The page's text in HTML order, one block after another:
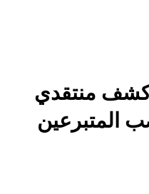
منتقدي
المتبرعين